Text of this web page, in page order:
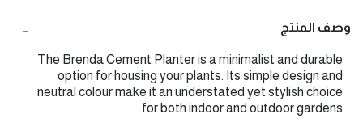
وصف المنتج
The Brenda Cement Planter is a minimalist and durable
option for housing your plants. Its simple design and
neutral colour make it an understated yet stylish choice
for both indoor and outdoor gardens.